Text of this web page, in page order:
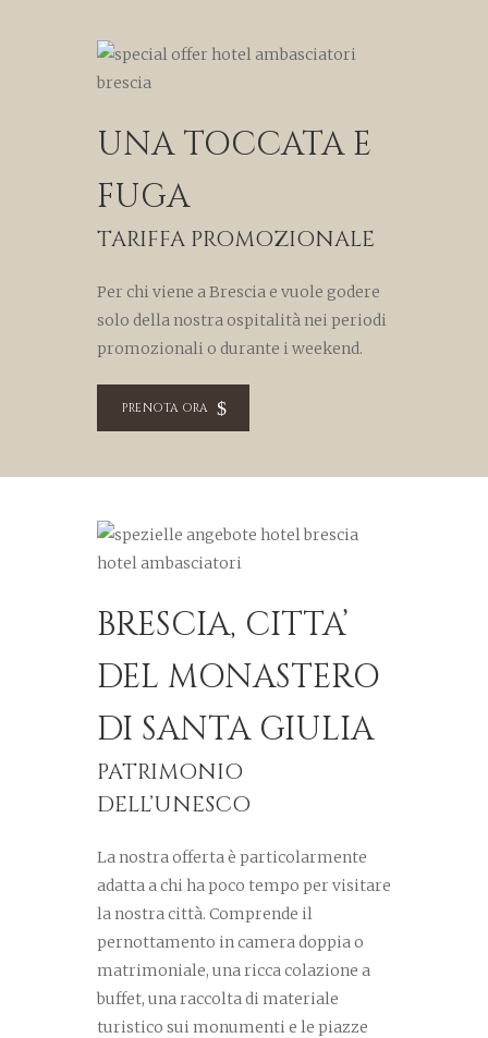
UNA TOCCATA E
FUGA
TARIFFA PROMOZIONALE
Per chi viene a Brescia e vuole godere
solo della nostra ospitalità nei periodi
promozionali o durante i weekend.
PRENOTA ORA
BRESCIA, CITTA’
DEL MONASTERO
DI SANTA GIULIA
PATRIMONIO
DELL’UNESCO
La nostra offerta è particolarmente
adatta a chi ha poco tempo per visitare
la nostra città. Comprende il
pernottamento in camera doppia o
matrimoniale, una ricca colazione a
buffet, una raccolta di materiale
turistico sui monumenti e le piazze